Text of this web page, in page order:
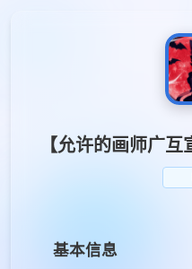
【允许的画师广
基本信息